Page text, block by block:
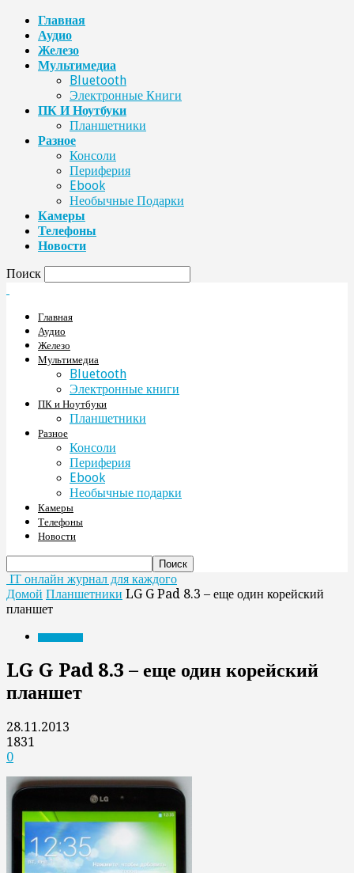
Главная
Аудио
Железо
Мультимедиа
Bluetooth
Электронные Книги
ПК И Ноутбуки
Планшетники
Разное
Консоли
Периферия
Ebook
Необычные Подарки
Камеры
Телефоны
Новости
Поиск
Главная
Аудио
Железо
Мультимедиа
Bluetooth
Электронные книги
ПК и Ноутбуки
Планшетники
Разное
Консоли
Периферия
Ebook
Необычные подарки
Камеры
Телефоны
Новости
IT онлайн журнал для каждого
Домой Планшетники LG G Pad 8.3 – еще один корейский
планшет
LG G Pad 8.3 – еще один корейский
планшет
28.11.2013
1831
0